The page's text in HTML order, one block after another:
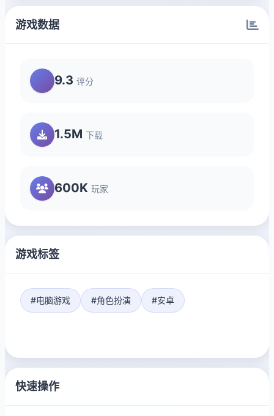
游戏数据
9.3 评分
1.5M 下载
600K 玩家
游戏标签
#电脑游戏 #角色扮演 #安卓
快速操作